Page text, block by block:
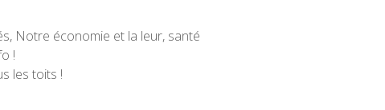
, Notre économie et la leur, santé
!
les toits !